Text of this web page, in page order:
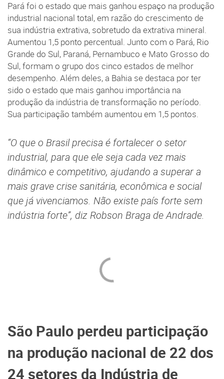
Pará foi o estado que mais ganhou espaço na produção
industrial nacional total, em razão do crescimento de
sua indústria extrativa, sobretudo da extrativa mineral.
Aumentou 1,5 ponto percentual. Junto com o Pará, Rio
Grande do Sul, Paraná, Pernambuco e Mato Grosso do
Sul, formam o grupo dos cinco estados de melhor
desempenho. Além deles, a Bahia se destaca por ter
sido o estado que mais ganhou importância na
produção da indústria de transformação no período.
Sua participação também aumentou em 1,5 pontos.
“O que o Brasil precisa é fortalecer o setor
industrial, para que ele seja cada vez mais
dinâmico e competitivo, ajudando a superar a
mais grave crise sanitária, econômica e social
que já vivenciamos. Não existe país forte sem
indústria forte”, diz Robson Braga de Andrade.
São Paulo perdeu participação
na produção nacional de 22 dos
24 setores da Indústria de